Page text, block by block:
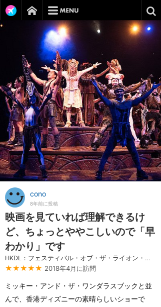
cono
8年前に投稿
映画を見ていれば理解できるけ
ど、ちょっとややこしいので「早
わかり」です
HKDL：フェスティバル・オブ・ザ・ライオン・キング
★★★★★ 2018年4月に訪問
ミッキー・アンド・ザ・ワンダラスブックと並
んで、香港ディズニーの素晴らしいショーで